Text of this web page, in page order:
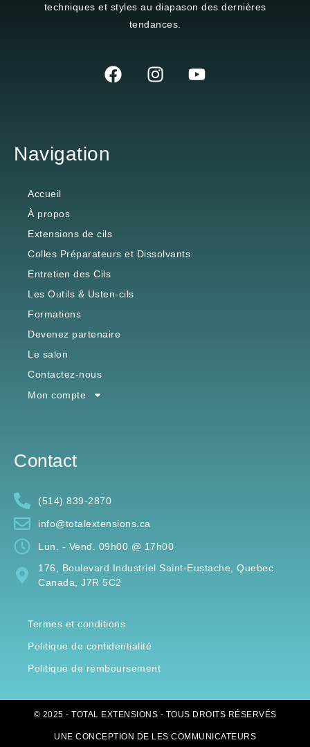
techniques et styles au diapason des dernières
tendances.
Navigation
Accueil
À propos
Extensions de cils
Colles Préparateurs et Dissolvants
Entretien des Cils
Les Outils & Usten-cils
Formations
Devenez partenaire
Le salon
Contactez-nous
Mon compte
Contact
(514) 839-2870
info@totalextensions.ca
Lun. - Vend. 09h00 @ 17h00
176, Boulevard Industriel Saint-Eustache, Quebec
Canada, J7R 5C2
Termes et conditions
Politique de confidentialité
Politique de remboursement
© 2025 - TOTAL EXTENSIONS - TOUS DROITS RÉSERVÉS
UNE CONCEPTION DE LES COMMUNICATEURS